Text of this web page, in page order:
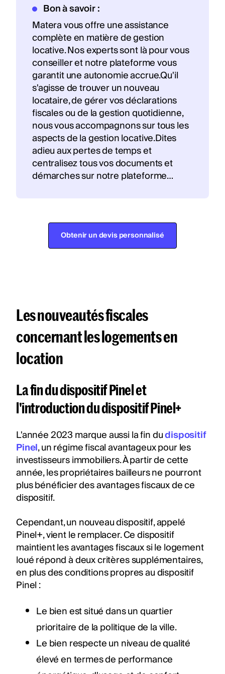
Bon à savoir :
Matera vous offre une assistance
complète en matière de gestion
locative. Nos experts sont là pour vous
conseiller et notre plateforme vous
garantit une autonomie accrue.Qu'il
s'agisse de trouver un nouveau
locataire, de gérer vos déclarations
fiscales ou de la gestion quotidienne,
nous vous accompagnons sur tous les
aspects de la gestion locative.Dites
adieu aux pertes de temps et
centralisez tous vos documents et
démarches sur notre plateforme…
Obtenir un devis personnalisé
Les nouveautés fiscales
concernant les logements en
location
La fin du dispositif Pinel et
l'introduction du dispositif Pinel+
L'année 2023 marque aussi la fin dudispositif
Pinel, un régime fiscal avantageux pour les
investisseurs immobiliers. À partir de cette
année, les propriétaires bailleurs ne pourront
plus bénéficier des avantages fiscaux de ce
dispositif.
Cependant, un nouveau dispositif, appelé
Pinel+, vient le remplacer. Ce dispositif
maintient les avantages fiscaux si le logement
loué répond à deux critères supplémentaires,
en plus des conditions propres au dispositif
Pinel :
Le bien est situé dans un quartier
prioritaire de la politique de la ville.
Le bien respecte un niveau de qualité
élevé en termes de performance